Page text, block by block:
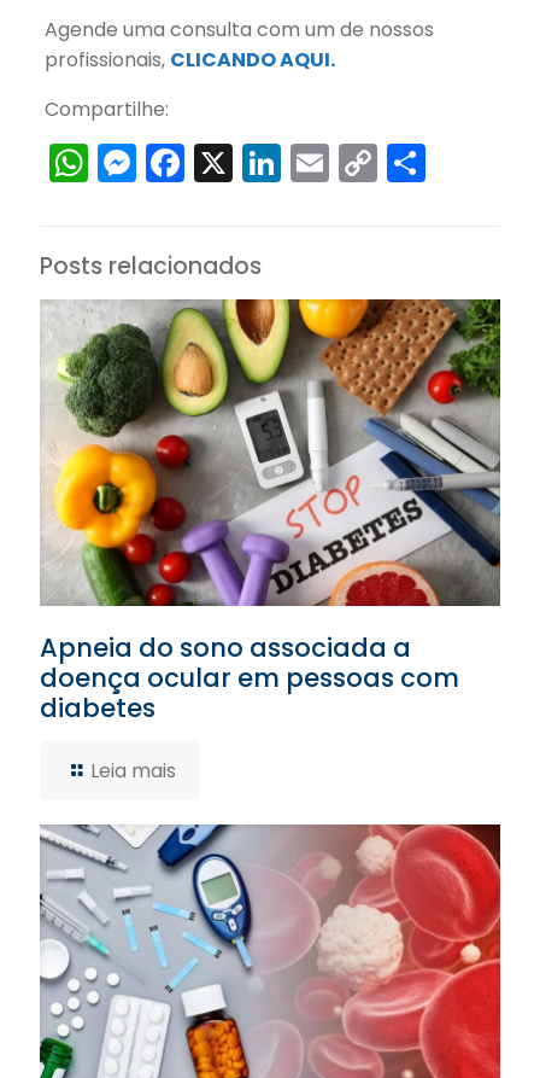
Agende uma consulta com um de nossos
profissionais, CLICANDO AQUI.
Compartilhe:
WhatsApp
Messenger
Facebook
X LinkedIn
Email
Copy
Link
Share
Posts relacionados
Apneia do sono associada a
doença ocular em pessoas com
diabetes
Leia mais